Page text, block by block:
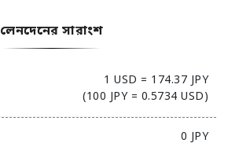
লেনদেনের সারাংশ
1 USD = 174.37 JPY
(100 JPY = 0.5734 USD)
0 JPY